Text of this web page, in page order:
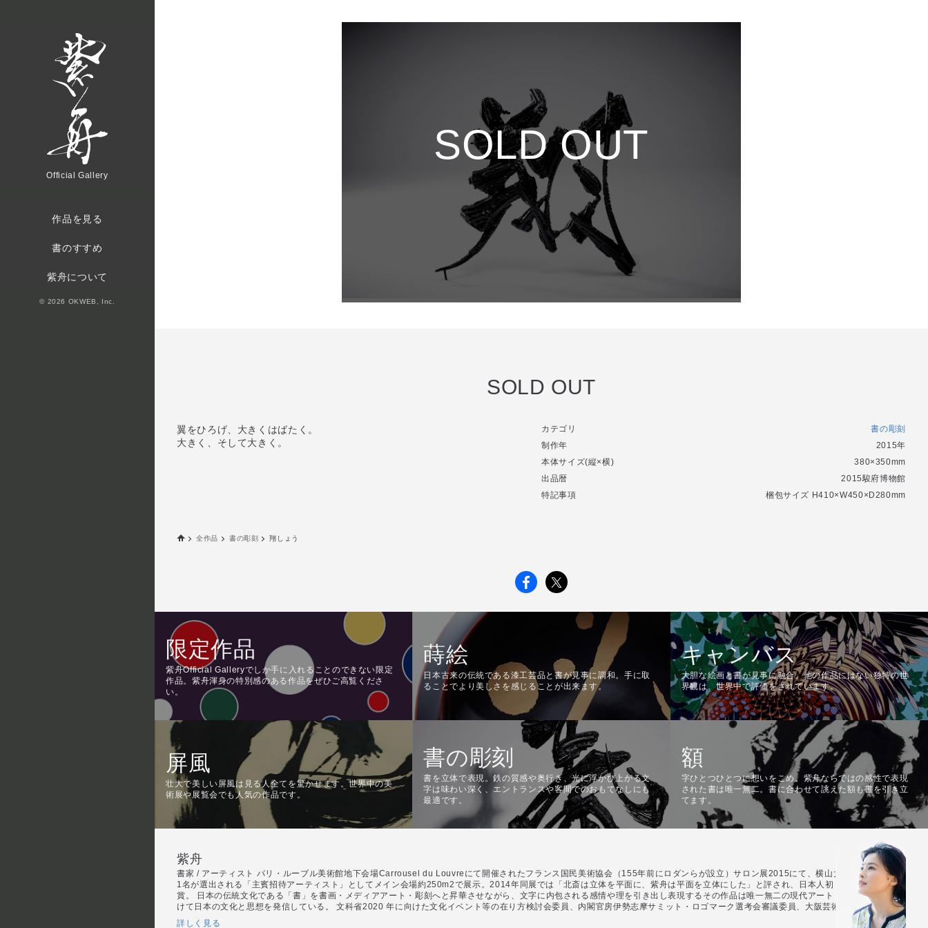
SOLD OUT
翼をひろげ、大きくはばたく。
大きく、そして大きく。
カテゴリ
書の彫刻
制作年
2015年
本体サイズ(縦×横)
380×350mm
出品暦
2015駿府博物館
特記事項
梱包サイズ H410×W450×D280mm
全作品 書の彫刻 翔しょう
限定作品
紫舟Official Galleryでしか手に入れることのできない限定
作品。紫舟渾身の特別感のある作品をぜひご高覧くださ
い。
蒔絵
日本古来の伝統である漆工芸品と書が見事に調和。手に取
ることでより美しさを感じることが出来ます。
キャンバス
大胆な絵画と書が見事に融合。他の作品にはない独特の世
界観は、世界中で評価をされています。
屏風
壮大で美しい屏風は見る人全てを驚かせます。世界中の美
術展や展覧会でも人気の作品です。
書の彫刻
書を立体で表現。鉄の質感や奥行き、光に浮かび上がる文
字は味わい深く、エントランスや客間でのおもてなしにも
最適です。
額
字ひとつひとつに想いをこめ、紫舟ならではの感性で表現
された書は唯一無二。書に合わせて誂えた額も書を引き立
てます。
紫舟
書家 / アーティスト パリ・ルーブル美術館地下会場Carrousel du Louvreにて開催されたフランス国民美術協会（155年前にロダンらが設立）サロン展2015にて、横山大観以来の世界で
1名が選出される「主賓招待アーティスト」としてメイン会場約250m2で展示。2014年同展では「北斎は立体を平面に、紫舟は平面を立体にした」と評され、日本人初・金賞をダブル受
賞。 日本の伝統文化である「書」を書画・メディアアート・彫刻へと昇華させながら、文字に内包される感情や理を引き出し表現するその作品は唯一無二の現代アートとなり、世界に向
けて日本の文化と思想を発信している。 文科省2020 年に向けた文化イベント等の在り方検討会委員、内閣官房伊勢志摩サミット・ロゴマーク選考会審議委員、大阪芸術大学教授
詳しく見る
Official Gallery
作品を見る
書のすすめ
紫舟について
© 2026 OKWEB, Inc.